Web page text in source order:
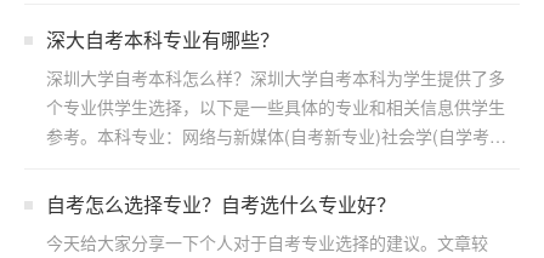
深大自考本科专业有哪些？
深圳大学自考本科怎么样？深圳大学自考本科为学生提供了多
个专业供学生选择，以下是一些具体的专业和相关信息供学生
参考。本科专业：网络与新媒体(自考新专业)社会学(自学考
自考怎么选择专业？自考选什么专业好？
今天给大家分享一下个人对于自考专业选择的建议。文章较